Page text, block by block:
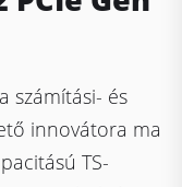
számítási- és
innovátora ma
TS-